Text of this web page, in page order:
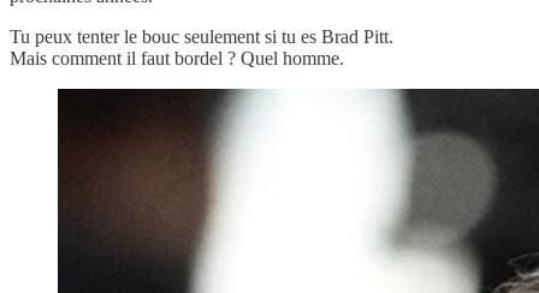
Tu peux tenter le bouc seulement si tu es Brad Pitt.
Mais comment il faut bordel ? Quel homme.